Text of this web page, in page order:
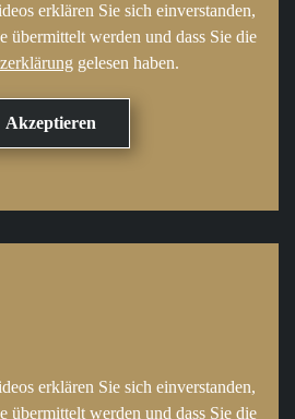
erklären Sie sich einverstanden,
übermittelt werden und dass Sie die
gelesen haben.
erklären Sie sich einverstanden,
übermittelt werden und dass Sie die